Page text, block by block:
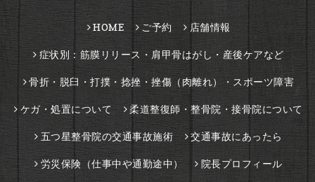
HOME ご予約 店舗情報
症状別：筋膜リリース・肩甲骨はがし・産後ケアなど
骨折・脱臼・打撲・捻挫・挫傷（肉離れ）・スポーツ障害
ケガ・処置について 柔道整復師・整骨院・接骨院について
五つ星整骨院の交通事故施術 交通事故にあったら
労災保険（仕事中や通勤途中） 院長プロフィール